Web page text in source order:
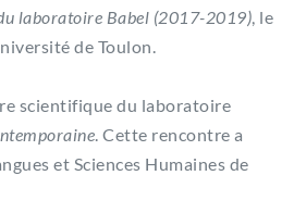
laboratoire Babel (2017-2019), le
de Toulon.
scientifique du laboratoire
. Cette rencontre a
et Sciences Humaines de